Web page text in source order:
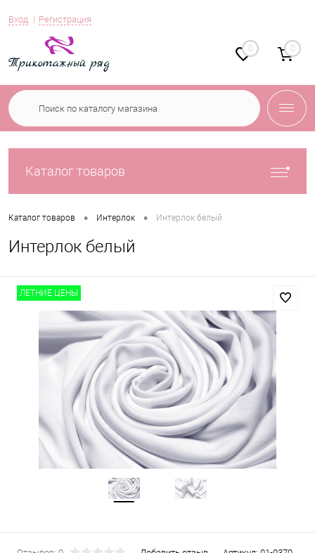
Вход Регистрация
0 0
Каталог товаров
Каталог товаров • Интерлок • Интерлок белый
Интерлок белый
ЛЕТНИЕ ЦЕНЫ